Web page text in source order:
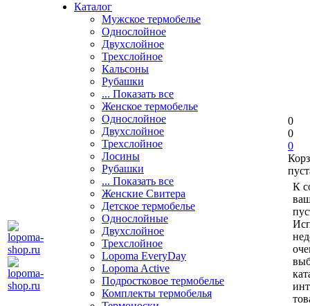
Каталог
Мужское термобелье
Однослойное
Двуxслойное
Трехслойное
Кальсоны
Рубашки
... Показать все
Женское термобелье
Однослойное
Двуxслойное
Трехслойное
Лосины
Рубашки
... Показать все
Женские Свитера
Детское термобелье
Однослойные
Двуxслойное
Трехслойное
Lopoma EveryDay
Lopoma Active
Подростковое термобелье
Комплекты термобелья
0
0
0
К